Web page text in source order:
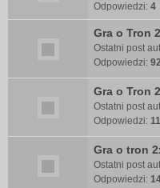
Odpowiedzi: 4
Gra o Tron
Ostatni post
Odpowiedzi: 92
Gra o Tron
Ostatni post
Odpowiedzi:
Gra o tron
Ostatni post
Odpowiedzi: